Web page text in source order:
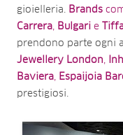
gioielleria. Brands
Carrera, Bulgari e
prendono parte ogni
Jewellery London,
Baviera, Espaijoia
prestigiosi.